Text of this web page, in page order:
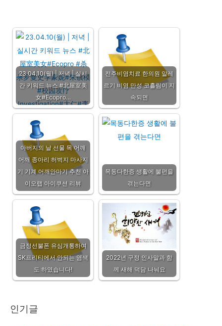
23.04.10(월) | 저녁 | 실시
간 키워드 뉴스 #北屋室美
女#Ecopro…
전주비염치료 한의원 알레
르기 비염 만성 코흘림이 지
속되면
아버지의 날 선물 목 어깨
어깨 종아리 허벅지 마사지
기 기계 어깨안마기 추천 아
이오랩 아이쿠션 리뷰
목동다한증 생활에 불편을
겪는다면
금정선불폰 유심개통하여
SK프리티에서 안되는 염색
도 하였습니다!
2022년 구정 인사말과 함
께 새해 덕담 나눠요
인기글